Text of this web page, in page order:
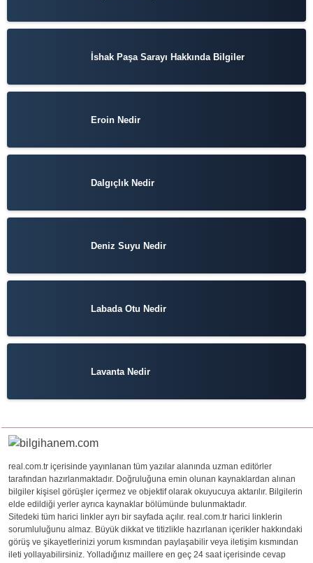
İshak Paşa Sarayı Hakkında Bilgiler
Eroin Nedir
Dalgıçlık Nedir
Deniz Suyu Nedir
Labada Otu Nedir
Lavanta Nedir
real.com.tr içerisinde yayınlanan tüm yazılar alanında uzman editörler
tarafından hazırlanmaktadır. Doğruluğuna emin olunan kaynaklardan alınan
bilgiler kişisel görüşler içermez ve objektif olarak okuyucuya aktarılır. Bilgilerin
elde edildiği yerler ayrıca kaynaklar bölümünde bulunmaktadır.
Sitedeki tüm harici linkler ayrı bir sayfada açılır. real.com.tr harici linklerin
sorumluluğunu almaz. Büyük dikkat ve titizlikle hazırlanan içerikler hakkındaki
görüş ve şikayetlerinizi yorum kısmından paylaşabilir veya iletişim kısmından
ileti yollayabilirsiniz. Yolladığınız maillere en geç 24 saat içerisinde cevap